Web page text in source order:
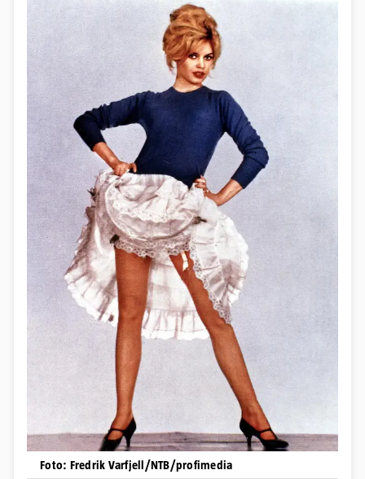
Foto: Fredrik Varfjell/NTB/profimedia